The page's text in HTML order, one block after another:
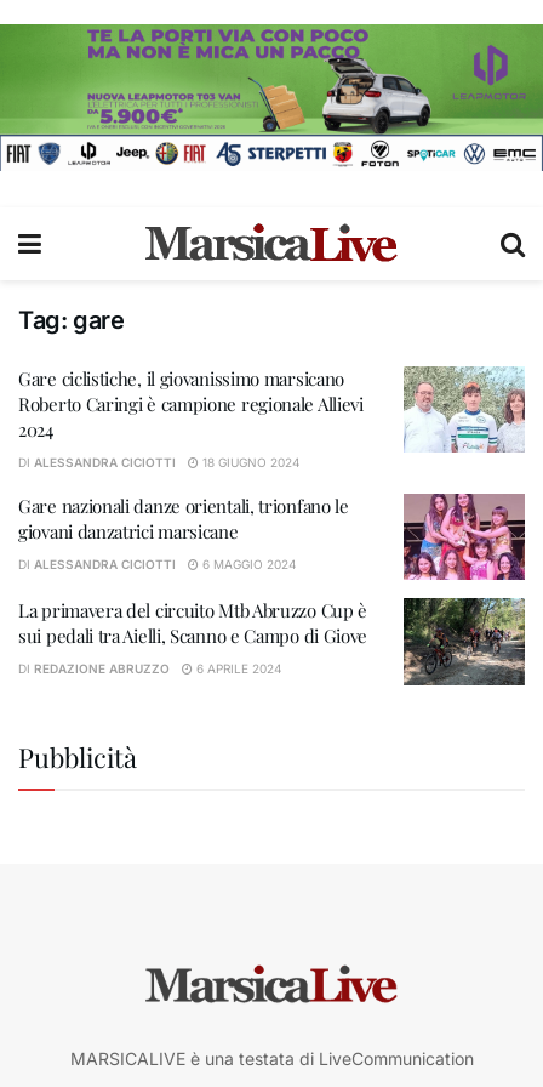
Tag: gare
Gare ciclistiche, il giovanissimo marsicano
Roberto Caringi è campione regionale Allievi
2024
DI ALESSANDRA CICIOTTI 18 GIUGNO 2024
Gare nazionali danze orientali, trionfano le
giovani danzatrici marsicane
DI ALESSANDRA CICIOTTI 6 MAGGIO 2024
La primavera del circuito Mtb Abruzzo Cup è
sui pedali tra Aielli, Scanno e Campo di Giove
DI REDAZIONE ABRUZZO 6 APRILE 2024
Pubblicità
MARSICALIVE è una testata di LiveCommunication